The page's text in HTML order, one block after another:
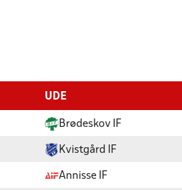
UDE
Brødeskov IF
Kvistgård IF
Annisse IF